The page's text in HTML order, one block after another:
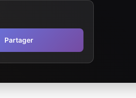
Partager